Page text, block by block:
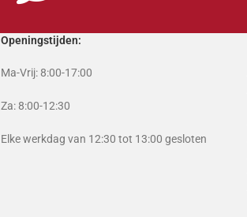
Openingstijden:
Ma-Vrij: 8:00-17:00
Za: 8:00-12:30
Elke werkdag van 12:30 tot 13:00 gesloten